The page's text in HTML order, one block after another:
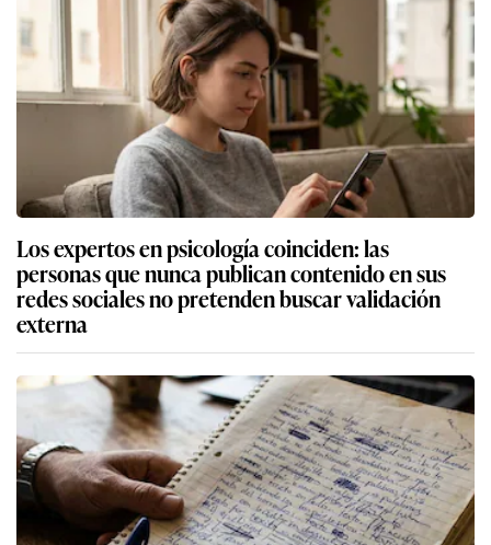
Los expertos en psicología coinciden: las
personas que nunca publican contenido en sus
redes sociales no pretenden buscar validación
externa